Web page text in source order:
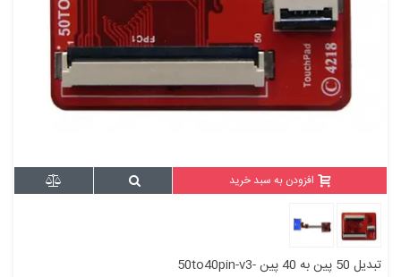
افزودن به سبد خرید
تبدیل 50 پین به 40 پین -50to40pin-v3